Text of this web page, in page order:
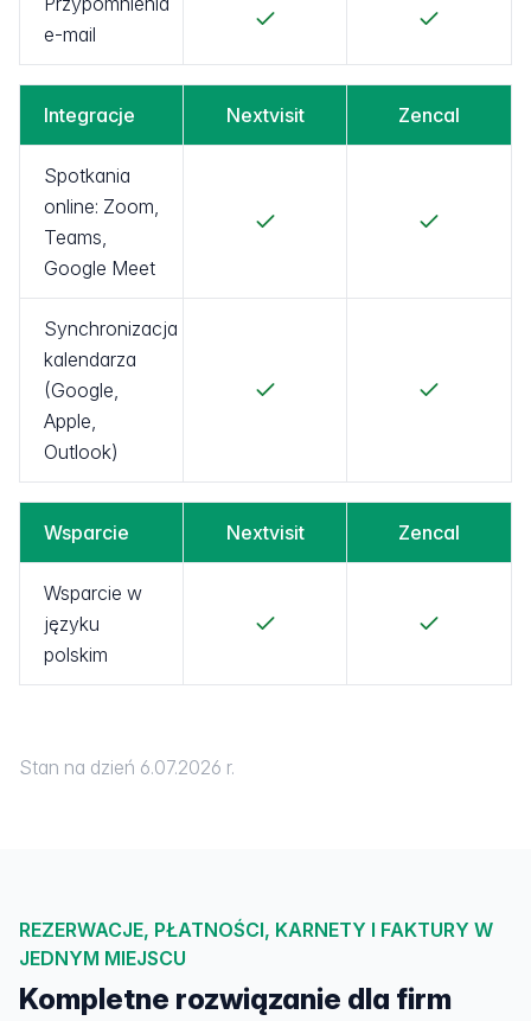
e-mail
Integracje Nextvisit Zencal
Spotkania
online: Zoom,
Teams,
Google Meet
Synchronizacja
kalendarza
(Google,
Apple,
Outlook)
Wsparcie Nextvisit Zencal
Wsparcie w
języku
polskim
Stan na dzień 6.07.2026 r.
REZERWACJE, PŁATNOŚCI, KARNETY I FAKTURY W
JEDNYM MIEJSCU
Kompletne rozwiązanie dla firm